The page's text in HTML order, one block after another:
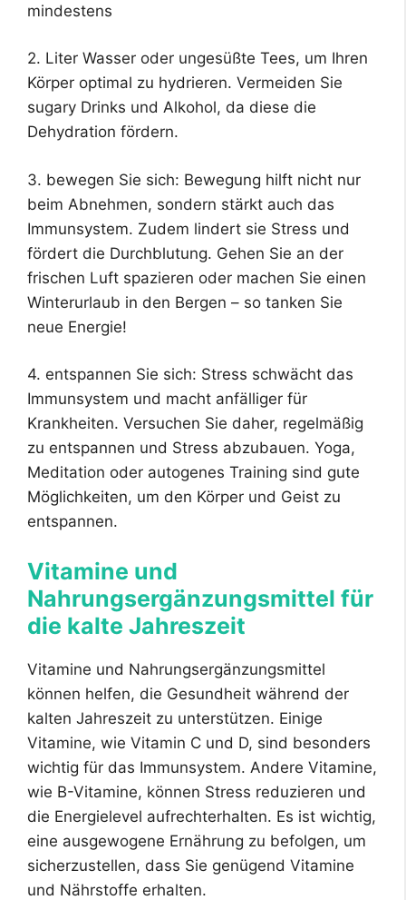
mindestens
2. Liter Wasser oder ungesüßte Tees, um Ihren
Körper optimal zu hydrieren. Vermeiden Sie
sugary Drinks und Alkohol, da diese die
Dehydration fördern.
3. bewegen Sie sich: Bewegung hilft nicht nur
beim Abnehmen, sondern stärkt auch das
Immunsystem. Zudem lindert sie Stress und
fördert die Durchblutung. Gehen Sie an der
frischen Luft spazieren oder machen Sie einen
Winterurlaub in den Bergen – so tanken Sie
neue Energie!
4. entspannen Sie sich: Stress schwächt das
Immunsystem und macht anfälliger für
Krankheiten. Versuchen Sie daher, regelmäßig
zu entspannen und Stress abzubauen. Yoga,
Meditation oder autogenes Training sind gute
Möglichkeiten, um den Körper und Geist zu
entspannen.
Vitamine und
Nahrungsergänzungsmittel für
die kalte Jahreszeit
Vitamine und Nahrungsergänzungsmittel
können helfen, die Gesundheit während der
kalten Jahreszeit zu unterstützen. Einige
Vitamine, wie Vitamin C und D, sind besonders
wichtig für das Immunsystem. Andere Vitamine,
wie B-Vitamine, können Stress reduzieren und
die Energielevel aufrechterhalten. Es ist wichtig,
eine ausgewogene Ernährung zu befolgen, um
sicherzustellen, dass Sie genügend Vitamine
und Nährstoffe erhalten.